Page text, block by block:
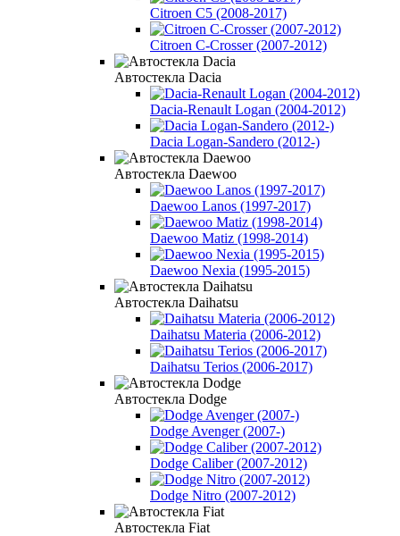
Citroen C5 (2008-2017)
Citroen C-Crosser (2007-2012)
Автостекла Dacia
Dacia-Renault Logan (2004-2012)
Dacia Logan-Sandero (2012-)
Автостекла Daewoo
Daewoo Lanos (1997-2017)
Daewoo Matiz (1998-2014)
Daewoo Nexia (1995-2015)
Автостекла Daihatsu
Daihatsu Materia (2006-2012)
Daihatsu Terios (2006-2017)
Автостекла Dodge
Dodge Avenger (2007-)
Dodge Caliber (2007-2012)
Dodge Nitro (2007-2012)
Автостекла Fiat